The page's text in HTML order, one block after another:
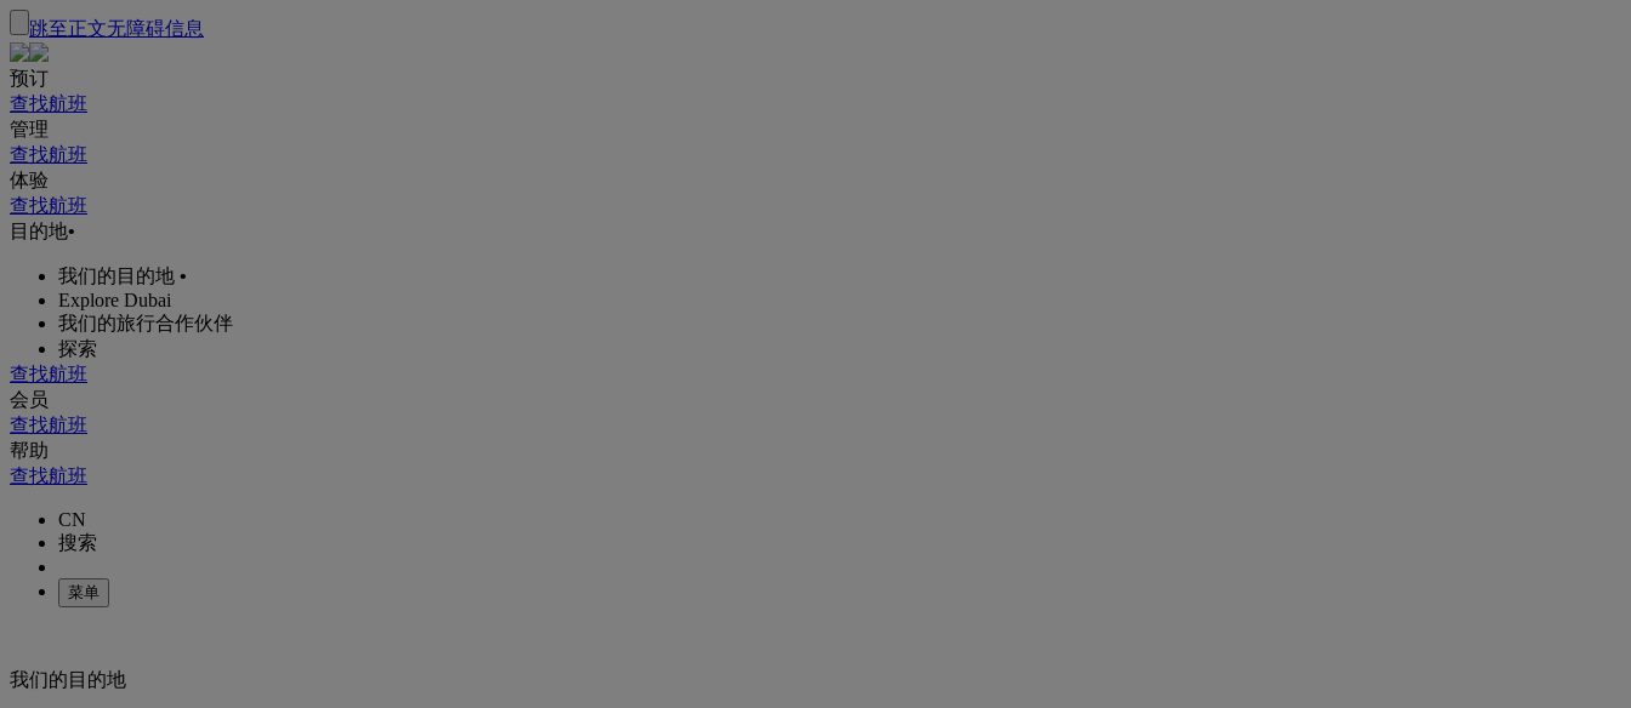
跳至正文无障碍信息
预订
查找航班
管理
查找航班
体验
查找航班
目的地•
我们的目的地 •
Explore Dubai
我们的旅行合作伙伴
探索
查找航班
会员
查找航班
帮助
查找航班
CN
搜索
菜单
我们的目的地